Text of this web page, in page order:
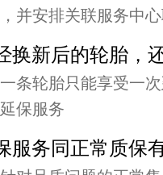
并安排关联服务中
换新后的轮胎，
条轮胎只能享受一
保服务
服务同正常质保